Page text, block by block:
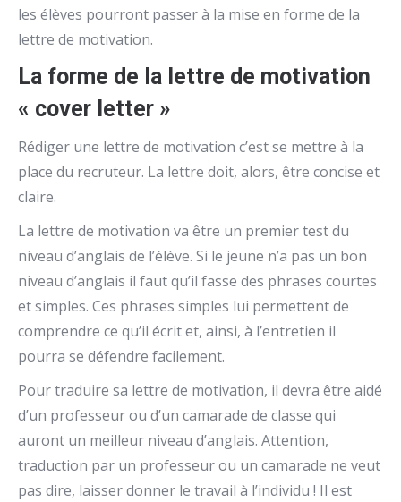
les élèves pourront passer à la mise en forme de la
lettre de motivation.
La forme de la lettre de motivation
« cover letter »
Rédiger une lettre de motivation c’est se mettre à la
place du recruteur. La lettre doit, alors, être concise et
claire.
La lettre de motivation va être un premier test du
niveau d’anglais de l’élève. Si le jeune n’a pas un bon
niveau d’anglais il faut qu’il fasse des phrases courtes
et simples. Ces phrases simples lui permettent de
comprendre ce qu’il écrit et, ainsi, à l’entretien il
pourra se défendre facilement.
Pour traduire sa lettre de motivation, il devra être aidé
d’un professeur ou d’un camarade de classe qui
auront un meilleur niveau d’anglais. Attention,
traduction par un professeur ou un camarade ne veut
pas dire, laisser donner le travail à l’individu ! Il est